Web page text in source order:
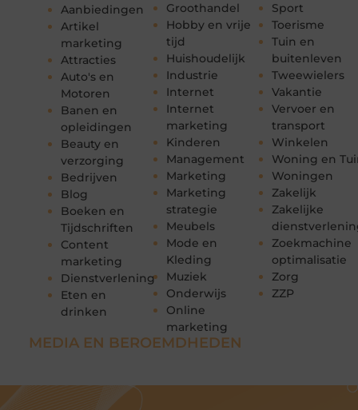
Aanbiedingen
Artikel
marketing
Attracties
Auto's en
Motoren
Banen en
opleidingen
Beauty en
verzorging
Bedrijven
Blog
Boeken en
Tijdschriften
Content
marketing
Dienstverlening
Eten en
drinken
Groothandel
Hobby en vrije
tijd
Huishoudelijk
Industrie
Internet
Internet
marketing
Kinderen
Management
Marketing
Marketing
strategie
Meubels
Mode en
Kleding
Muziek
Onderwijs
Online
marketing
Sport
Toerisme
Tuin en
buitenleven
Tweewielers
Vakantie
Vervoer en
transport
Winkelen
Woning en
Woningen
Zakelijk
Zakelijke
Zoekmachine
optimalisatie
Zorg
ZZP
MEDIA EN BEROEMDHEDEN